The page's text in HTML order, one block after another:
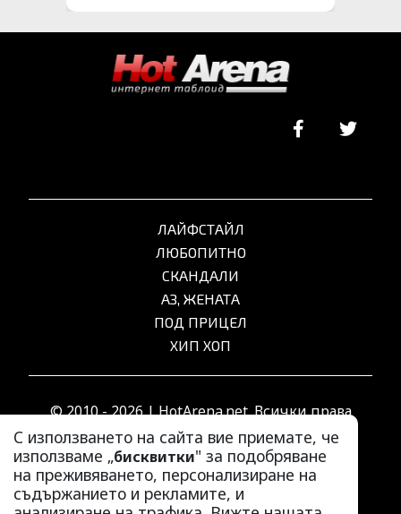
С използването на сайта вие приемате, че
използваме „бисквитки" за подобряване
на преживяването, персонализиране на
съдържанието и рекламите, и
ЛАЙФСТАЙЛ
ЛЮБОПИТНО
СКАНДАЛИ
АЗ, ЖЕНАТА
ПОД ПРИЦЕЛ
ХИП ХОП
© 2010 - 2026 | HotArena.net. Всички права
запазени.
РЕКЛАМА
КОНТАКТИ